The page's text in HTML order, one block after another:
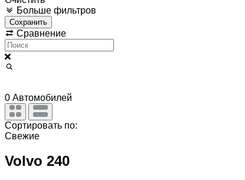
Больше фильтров
Сохранить
Сравнение
0 Автомобилей
Сортировать по:
Свежие
Volvo 240